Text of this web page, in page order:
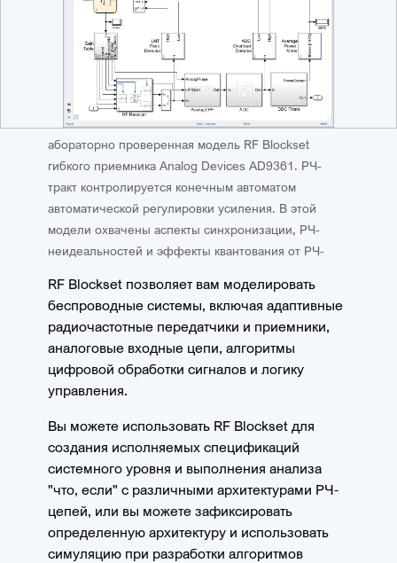
абораторно проверенная модель RF Blockset
гибкого приемника Analog Devices AD9361. РЧ-
тракт контролируется конечным автоматом
автоматической регулировки усиления. В этой
модели охвачены аспекты синхронизации, РЧ-
неидеальностей и эффекты квантования от РЧ-
RF Blockset позволяет вам моделировать
беспроводные системы, включая адаптивные
радиочастотные передатчики и приемники,
аналоговые входные цепи, алгоритмы
цифровой обработки сигналов и логику
управления.
Вы можете использовать RF Blockset для
создания исполняемых спецификаций
системного уровня и выполнения анализа
"что, если" с различными архитектурами РЧ-
цепей, или вы можете зафиксировать
определенную архитектуру и использовать
симуляцию при разработки алгоритмов